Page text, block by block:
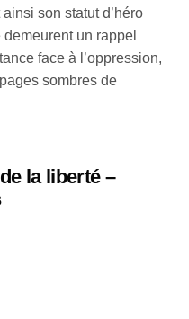
son statut d’héro
un rappel
face à l’oppression,
sombres de
la liberté –